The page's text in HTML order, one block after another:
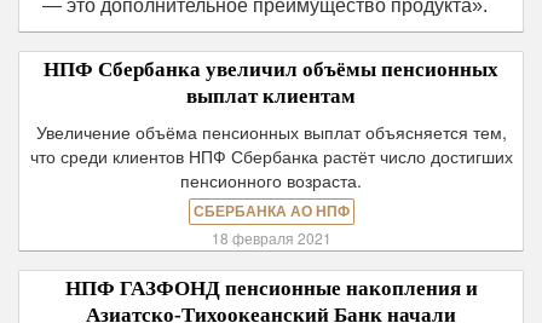
— это дополнительное преимущество продукта».
НПФ Сбербанка увеличил объёмы пенсионных
выплат клиентам
Увеличение объёма пенсионных выплат объясняется тем,
что среди клиентов НПФ Сбербанка растёт число достигших
пенсионного возраста.
СБЕРБАНКА АО НПФ
18 февраля 2021
НПФ ГАЗФОНД пенсионные накопления и
Азиатско-Тихоокеанский Банк начали